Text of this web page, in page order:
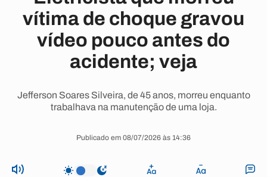
vítima de choque gravou
vídeo pouco antes do
acidente; veja
Jefferson Soares Silveira, de 45 anos, morreu enquanto
trabalhava na manutenção de uma loja.
Publicado em 08/07/2026 às 14:36